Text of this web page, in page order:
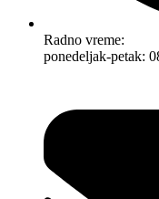
Radno vreme:
ponedeljak-petak: